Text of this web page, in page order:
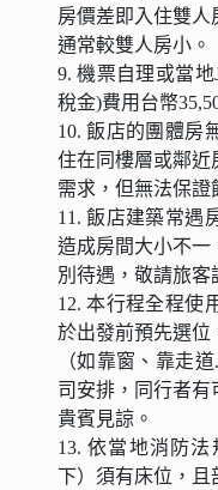
房價差即入住雙人
通常較雙人房小。
9. 機票自理或當
稅金)費用台幣
10. 飯店的團體房
住在同樓層或鄰近
需求，但無法保證
11. 飯店建築常遇
造成房間大小不一
別待遇，敬請旅客
12. 本行程全程使
於出發前預先選位
（如靠窗、靠走
司安排，同行者有
貴賓見諒。
13. 依當地消防
下）須有床位，且